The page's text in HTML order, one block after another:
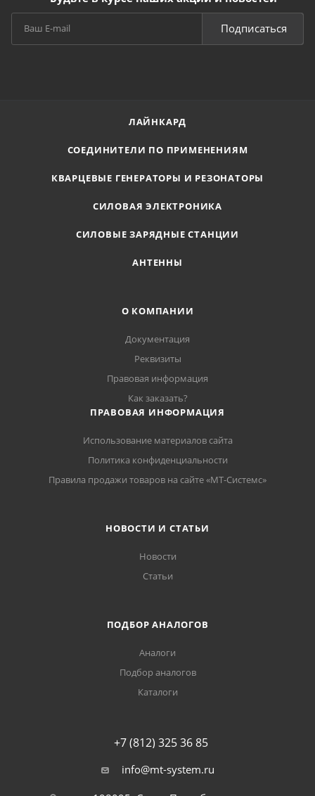
Подписаться
ЛАЙНКАРД
СОЕДИНИТЕЛИ ПО ПРИМЕНЕНИЯМ
КВАРЦЕВЫЕ ГЕНЕРАТОРЫ И РЕЗОНАТОРЫ
СИЛОВАЯ ЭЛЕКТРОНИКА
СИЛОВЫЕ ЗАРЯДНЫЕ СТАНЦИИ
АНТЕННЫ
О КОМПАНИИ
Документация
Реквизиты
Правовая информация
Как заказать?
ПРАВОВАЯ ИНФОРМАЦИЯ
Использование материалов сайта
Политика конфиденциальности
Правила продажи товаров на сайте «МТ-Системс»
НОВОСТИ И СТАТЬИ
Новости
Статьи
ПОДБОР АНАЛОГОВ
Аналоги
Подбор аналогов
Каталоги
+7 (812) 325 36 85
info@mt-system.ru